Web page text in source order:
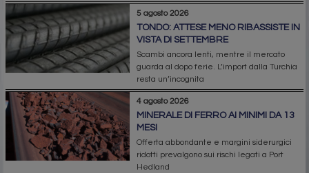
5 agosto 2026
TONDO: ATTESE MENO RIBASSISTE IN
VISTA DI SETTEMBRE
Scambi ancora lenti, mentre il mercato
guarda al dopo ferie. L’import dalla Turchia
resta un’incognita
4 agosto 2026
MINERALE DI FERRO AI MINIMI DA 13
MESI
Offerta abbondante e margini siderurgici
ridotti prevalgono sui rischi legati a Port
Hedland